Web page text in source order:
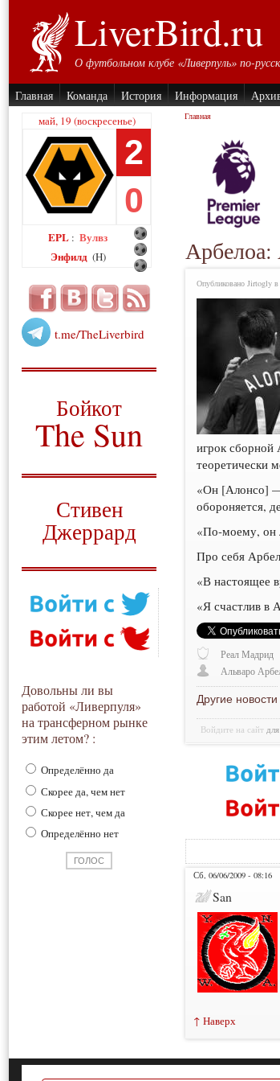
LiverBird.ru
О футбольном клубе «Ливерпуль» по-
Главная Команда История Информация
май, 19 (воскресенье)
2
0
EPL : Вулвз
Энфилд (H)
t.me/TheLiverbird
Бойкот
The Sun
Стивен
Джеррард
Довольны ли вы
работой «Ливерпуля»
на трансферном рынке
этим летом? :
Определённо да
Скорее да, чем нет
Скорее нет, чем да
Определённо нет
Главная
Арбелоа:
Опубликовано Jirtogly
игрок сборной
теоретически
«Он [Алонсо] —
обороняется,
«По-моему, он
Про себя
«В настоящее
«Я счастлив в
Реал Мадрид
Альваро
Другие новости
Войдите на сайт
Сб, 06/06/2009 - 08:16
San
↑ Наверх